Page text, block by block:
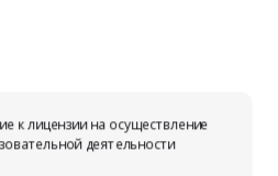
к лицензии на осуществление
деятельности